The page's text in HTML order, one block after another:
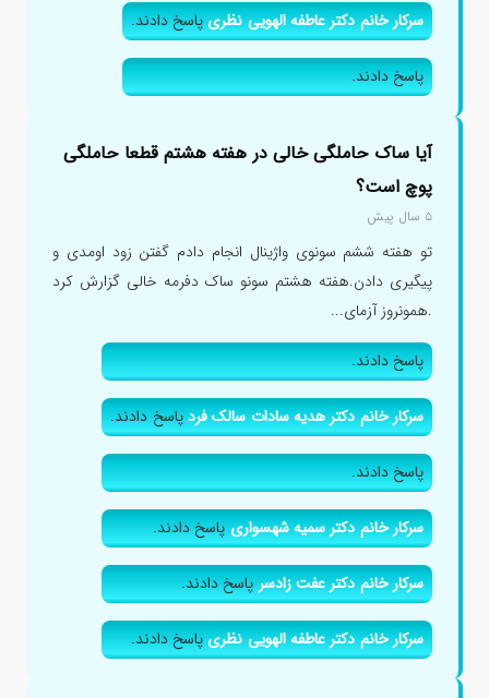
سرکار خانم دکتر عاطفه الهویی نظریپاسخ دادند.
پاسخ دادند.
آیا ساک حاملگی خالی در هفته هشتم قطعا حاملگی
پوچ است؟
۵ سال پیش
تو هفته ششم سونوی واژینال انجام دادم گفتن زود اومدی و
پیگیری دادن.هفته هشتم سونو ساک دفرمه خالی گزارش کرد
.همونروز آزمای...
پاسخ دادند.
سرکار خانم دکتر هدیه سادات سالک فردپاسخ دادند.
پاسخ دادند.
سرکار خانم دکتر سمیه شهسواریپاسخ دادند.
سرکار خانم دکتر عفت زادسرپاسخ دادند.
سرکار خانم دکتر عاطفه الهویی نظریپاسخ دادند.